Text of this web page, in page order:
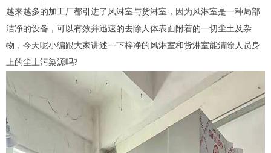
越来越多的加工厂都引进了 风淋室与货淋室 ，因为风淋室是一种局部
洁净的设备，可以有效并迅速的去除人体表面附着的一切尘土及杂
物，今天呢小编跟大家讲述一下梓净的风淋室和货淋室能清除人员身
上的尘土污染源吗?